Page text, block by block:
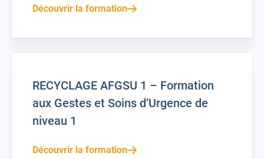
Découvrir la formation
RECYCLAGE AFGSU 1 – Formation
aux Gestes et Soins d’Urgence de
niveau 1
Découvrir la formation